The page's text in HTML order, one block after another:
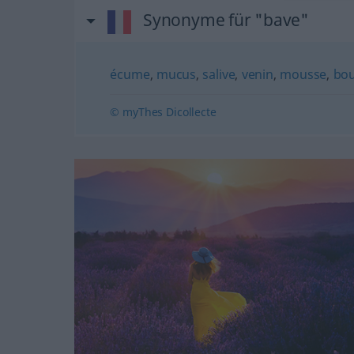
Synonyme für "bave"
écume, mucus, salive, venin, mousse,
© myThes Dicollecte